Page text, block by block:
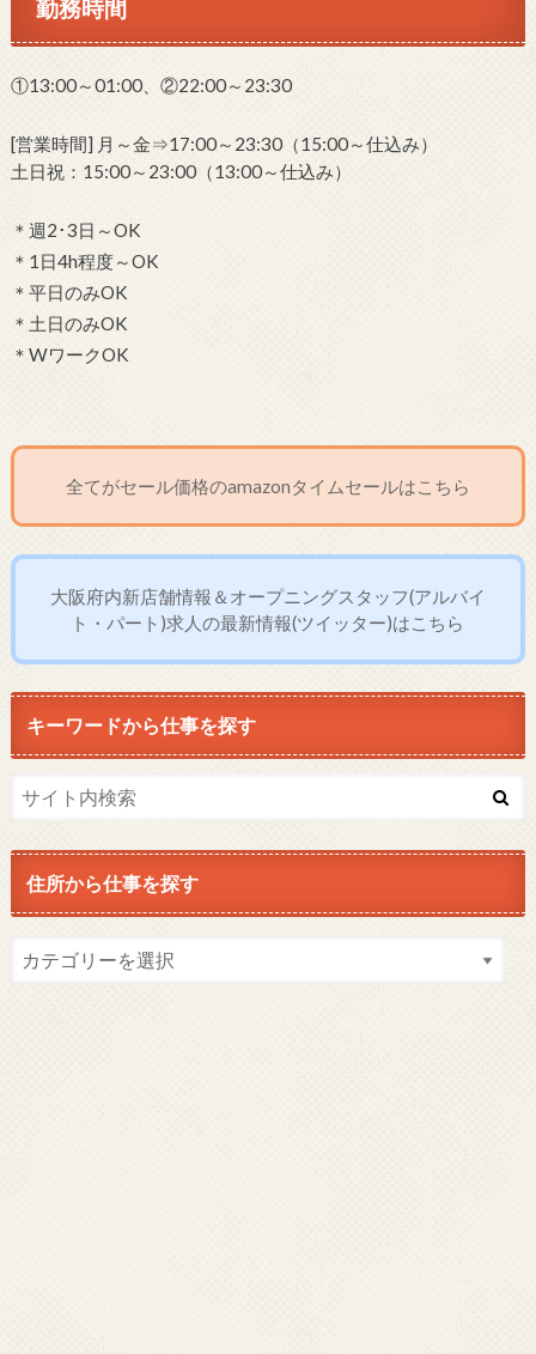
勤務時間
①13:00～01:00、②22:00～23:30
[営業時間] 月～金⇒17:00～23:30（15:00～仕込み）
土日祝：15:00～23:00（13:00～仕込み）
＊週2･3日～OK
＊1日4h程度～OK
＊平日のみOK
＊土日のみOK
＊WワークOK
全てがセール価格のamazonタイムセールはこちら
大阪府内新店舗情報＆オープニングスタッフ(アルバイ
ト・パート)求人の最新情報(ツイッター)はこちら
キーワードから仕事を探す
住所から仕事を探す